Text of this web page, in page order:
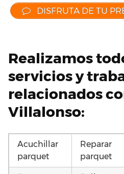
DISFRUTA DE TU
Realizamos
servicios y
relacionados
Villalonso:
Acuchillar
parquet
Reparar
parquet